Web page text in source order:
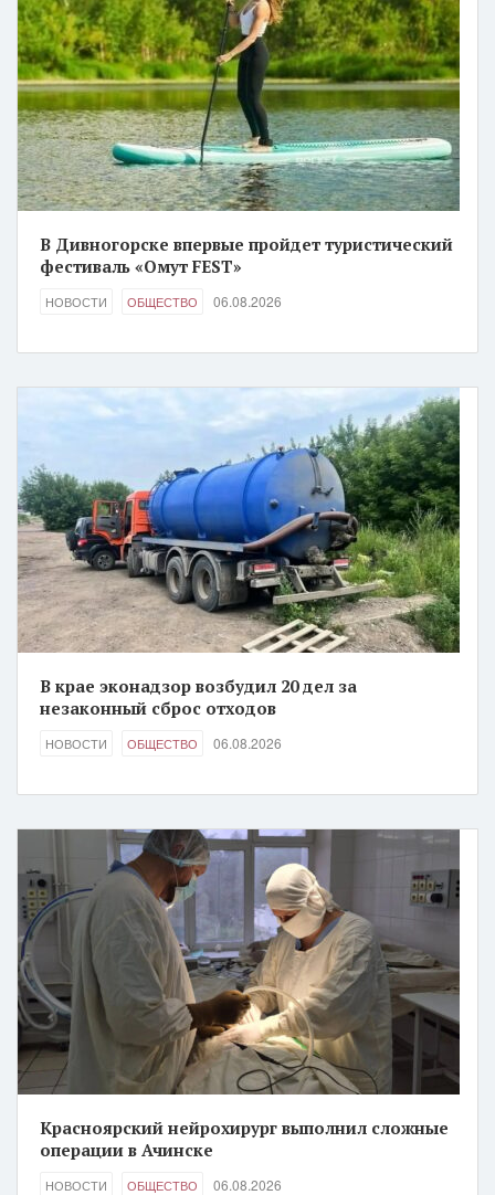
В Дивногорске впервые пройдет туристический
фестиваль «Омут FEST»
НОВОСТИ ОБЩЕСТВО 06.08.2026
В крае эконадзор возбудил 20 дел за
незаконный сброс отходов
НОВОСТИ ОБЩЕСТВО 06.08.2026
Красноярский нейрохирург выполнил сложные
операции в Ачинске
НОВОСТИ ОБЩЕСТВО 06.08.2026